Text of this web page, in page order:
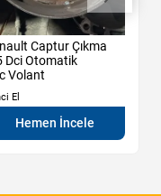
Captur Çıkma
Dci Otomatik
Volant
El
Hemen İncele